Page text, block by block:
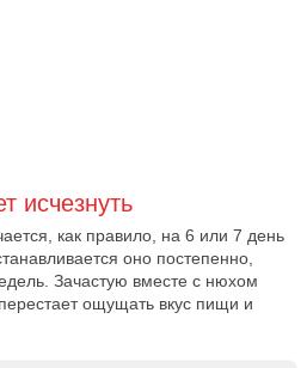
исчезнуть
как правило, на 6 или 7 день
оно постепенно,
Зачастую вместе с нюхом
ощущать вкус пищи и